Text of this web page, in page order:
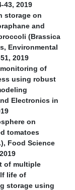
43, 2019
storage on
and
(Brassica
Environmental
2019
of
using robust
Electronics in
on
tomatoes
Food Science
of multiple
life of
storage using